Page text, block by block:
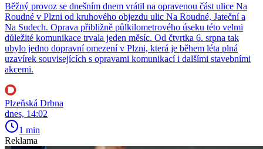
Běžný provoz se dnešním dnem vrátil na opravenou část ulice Na
Roudné v Plzni od kruhového objezdu ulic Na Roudné, Jateční a
Na Sudech. Oprava přibližně půlkilometrového úseku této velmi
důležité komunikace trvala jeden měsíc. Od čtvrtka 6. srpna tak
ubylo jedno dopravní omezení v Plzni, která je během léta plná
uzavírek souvisejících s opravami komunikací i dalšími stavebními
akcemi.
Plzeňská Drbna
dnes, 14:02
1 min
Reklama